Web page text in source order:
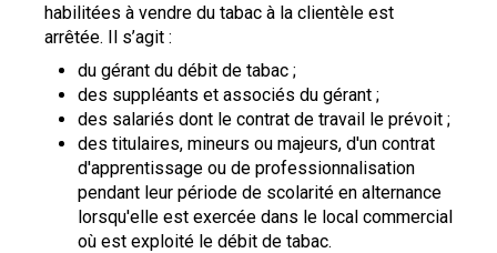
habilitées à vendre du tabac à la clientèle est
arrêtée. Il s’agit :
du gérant du débit de tabac ;
des suppléants et associés du gérant ;
des salariés dont le contrat de travail le prévoit ;
des titulaires, mineurs ou majeurs, d'un contrat
d'apprentissage ou de professionnalisation
pendant leur période de scolarité en alternance
lorsqu'elle est exercée dans le local commercial
où est exploité le débit de tabac.